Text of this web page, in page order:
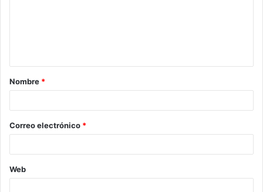
a
r
*
Nombre *
Correo electrónico *
Web